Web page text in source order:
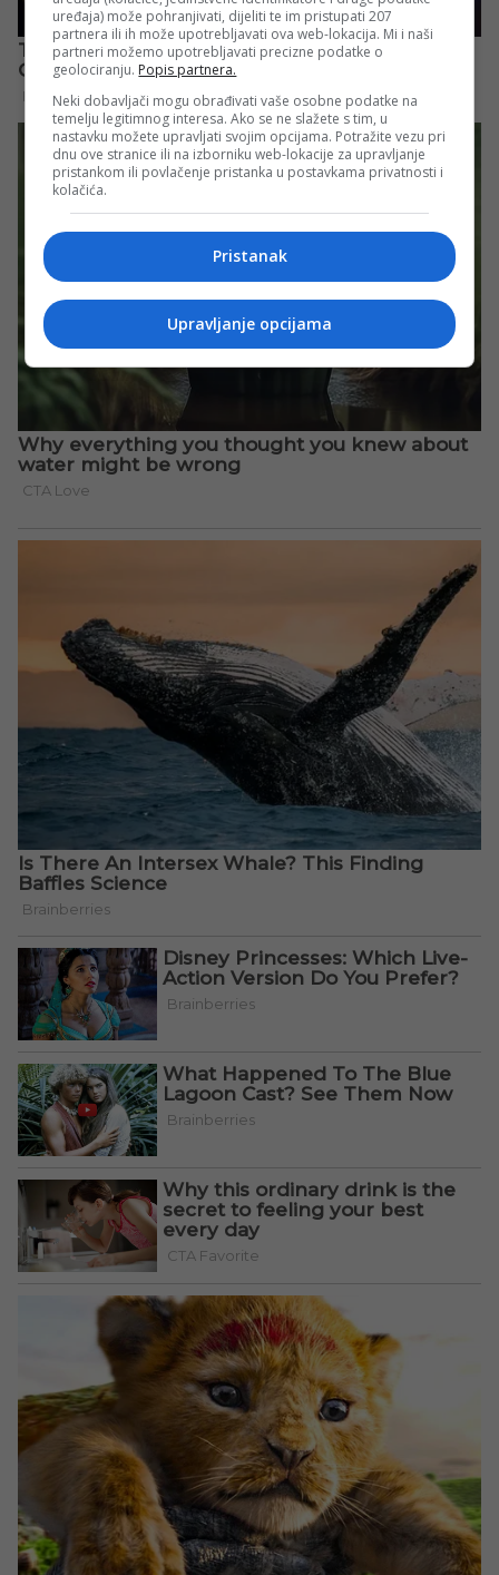
uređaja) može pohranjivati, dijeliti te im pristupati 207
partnera ili ih može upotrebljavati ova web-lokacija. Mi i naši
partneri možemo upotrebljavati precizne podatke o
geolociranju. Popis partnera.
Neki dobavljači mogu obrađivati vaše osobne podatke na
temelju legitimnog interesa. Ako se ne slažete s tim, u
nastavku možete upravljati svojim opcijama. Potražite vezu pri
dnu ove stranice ili na izborniku web-lokacije za upravljanje
pristankom ili povlačenje pristanka u postavkama privatnosti i
kolačića.
Pristanak
Upravljanje opcijama